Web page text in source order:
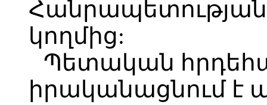
կողմից:
Պետական
իրականացնում է